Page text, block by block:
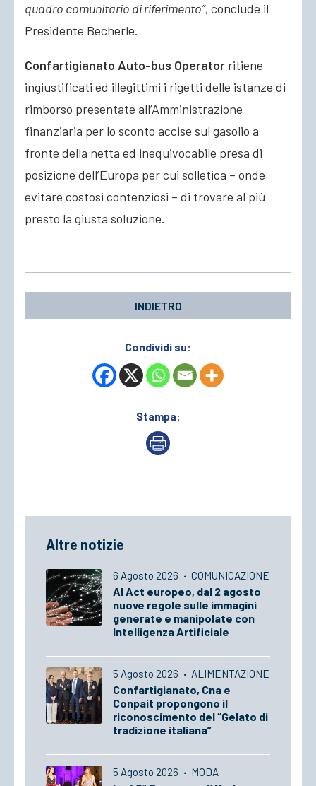
quadro comunitario di riferimento”, conclude il
Presidente Becherle.
Confartigianato Auto-bus Operator ritiene
ingiustificati ed illegittimi i rigetti delle istanze di
rimborso presentate all’Amministrazione
finanziaria per lo sconto accise sul gasolio a
fronte della netta ed inequivocabile presa di
posizione dell’Europa per cui solletica – onde
evitare costosi contenziosi – di trovare al più
presto la giusta soluzione.
INDIETRO
Condividi su:
Stampa:
Altre notizie
6 Agosto 2026 · COMUNICAZIONE
AI Act europeo, dal 2 agosto
nuove regole sulle immagini
generate e manipolate con
Intelligenza Artificiale
5 Agosto 2026 · ALIMENTAZIONE
Confartigianato, Cna e
Conpait propongono il
riconoscimento del “Gelato di
tradizione italiana”
5 Agosto 2026 · MODA